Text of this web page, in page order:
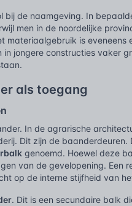
bij de naamgeving. In
men in de noordelijke
materiaalgebruik is
in jongere constructies vaker
als toegang
In de agrarische
Dit zijn de
genoemd. Hoewel deze
van de gevelopening. Een
op de interne stijfheid van
. Dit is een secundaire balk